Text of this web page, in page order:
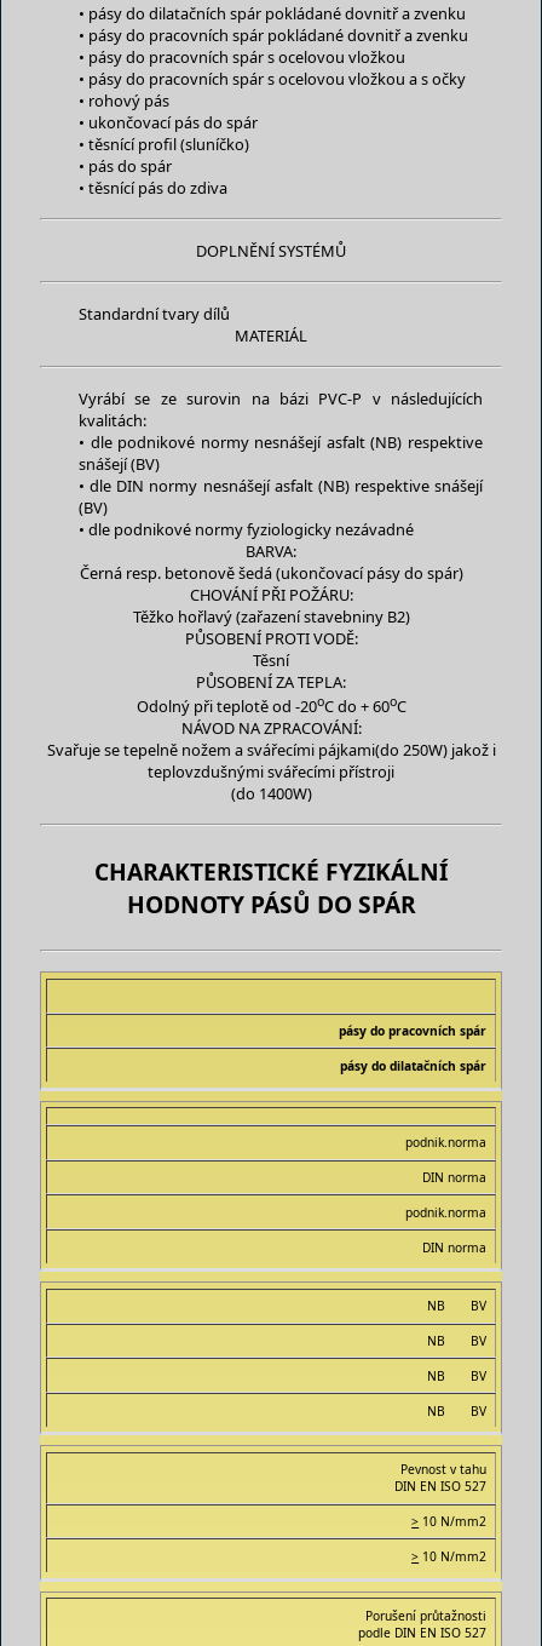
• pásy do dilatačních spár pokládané dovnitř a zvenku
• pásy do pracovních spár pokládané dovnitř a zvenku
• pásy do pracovních spár s ocelovou vložkou
• pásy do pracovních spár s ocelovou vložkou a s očky
• rohový pás
• ukončovací pás do spár
• těsnící profil (sluníčko)
• pás do spár
• těsnící pás do zdiva
DOPLNĚNÍ SYSTÉMŮ
Standardní tvary dílů
MATERIÁL
Vyrábí se ze surovin na bázi PVC-P v následujících
kvalitách:
• dle podnikové normy nesnášejí asfalt (NB) respektive
snášejí (BV)
• dle DIN normy nesnášejí asfalt (NB) respektive snášejí
(BV)
• dle podnikové normy fyziologicky nezávadné
BARVA:
Černá resp. betonově šedá (ukončovací pásy do spár)
CHOVÁNÍ PŘI POŽÁRU:
Těžko hořlavý (zařazení stavebniny B2)
PŮSOBENÍ PROTI VODĚ:
Těsní
PŮSOBENÍ ZA TEPLA:
Odolný při teplotě od -20oC do + 60oC
NÁVOD NA ZPRACOVÁNÍ:
Svařuje se tepelně nožem asvářecími pájkami(do 250W) jakož i
teplovzdušnými svářecími přístroji
(do 1400W)
CHARAKTERISTICKÉ FYZIKÁLNÍ
HODNOTY PÁSŮ DO SPÁR
pásy do pracovních spár
pásy do dilatačních spár
podnik.norma
DIN norma
podnik.norma
DIN norma
NB BV
NB BV
NB BV
NB BV
Pevnost v tahu
DIN EN ISO 527
> 10 N/mm2
> 10 N/mm2
Porušení průtažnosti
podle DIN EN ISO 527